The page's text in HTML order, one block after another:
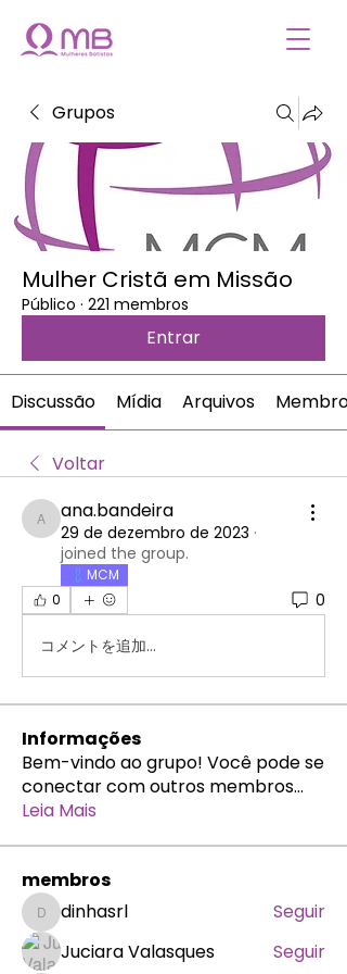
Grupos
Mulher Cristã em Missão
Público · 221 membros
Entrar
Discussão Mídia Arquivos Membros
Voltar
ana.bandeira
ana.bandeira
29 de dezembro de 2023 ·
joined the group.
MCM
0
0
コメントを追加…
Informações
Bem-vindo ao grupo! Você pode se
conectar com outros membros...
Leia Mais
membros
dinhasrl
dinhasrl
Seguir
Juciara Valasques
Seguir